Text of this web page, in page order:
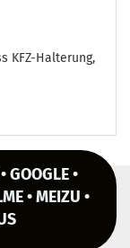
KFZ-​Halterung,
GOOGLE •
• MEIZU •